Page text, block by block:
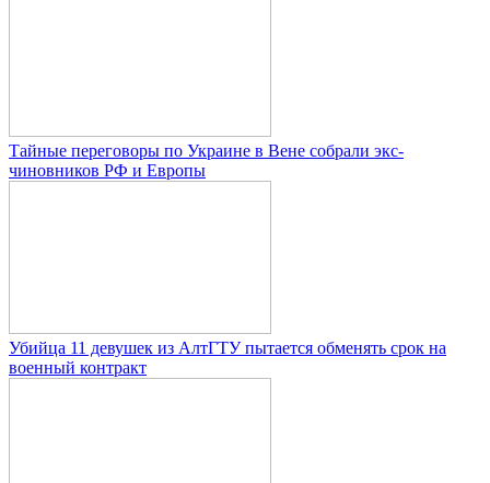
Тайные переговоры по Украине в Вене собрали экс-
чиновников РФ и Европы
Убийца 11 девушек из АлтГТУ пытается обменять срок на
военный контракт